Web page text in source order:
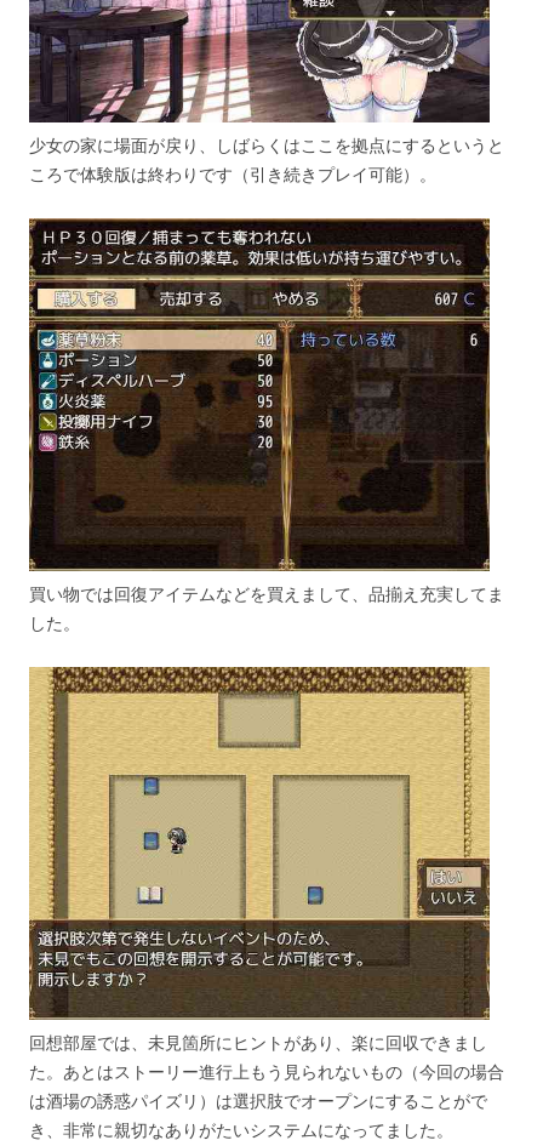
少女の家に場面が戻り、しばらくはここを拠点にするというと
ころで体験版は終わりです（引き続きプレイ可能）。
買い物では回復アイテムなどを買えまして、品揃え充実してま
した。
回想部屋では、未見箇所にヒントがあり、楽に回収できまし
た。あとはストーリー進行上もう見られないもの（今回の場合
は酒場の誘惑パイズリ）は選択肢でオープンにすることがで
き、非常に親切なありがたいシステムになってました。